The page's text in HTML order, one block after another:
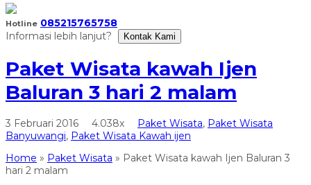
Hotline 085215765758
Informasi lebih lanjut?
Kontak Kami
Paket Wisata kawah Ijen
Baluran 3 hari 2 malam
3 Februari 2016 4.038x Paket Wisata, Paket Wisata
Banyuwangi, Paket Wisata Kawah ijen
Home » Paket Wisata » Paket Wisata kawah Ijen Baluran 3
hari 2 malam